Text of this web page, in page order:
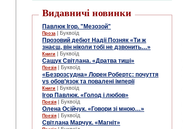
Видавничі новинки
Павлюк Ігор. "Мезозой"
Проза | Буквоїд
Прозовий дебют Надії Позняк «Ти ж
знаєш, він ніколи тобі не дзвонить…»
Книги | Буквоїд
Сащук Світлана. «Дратва тиші»
Поезія | Буквоїд
«Безрозсудна» Лорен Робертс: почуття
vs обов’язок та повалені імперії
Книги | Буквоїд
Ігор Павлюк. «Голод і любов»
Поезія | Буквоїд
Олена Осійчук. «Говори зі мною…»
Поезія | Буквоїд
Світлана Марчук. «Магніт»